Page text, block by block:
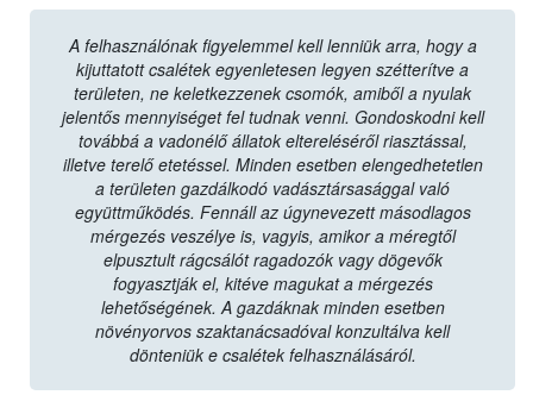
A felhasználónak figyelemmel kell lenniük arra, hogy a
kijuttatott csalétek egyenletesen legyen szétterítve a
területen, ne keletkezzenek csomók, amiből a nyulak
jelentős mennyiséget fel tudnak venni. Gondoskodni kell
továbbá a vadonélő állatok eltereléséről riasztással,
illetve terelő etetéssel. Minden esetben elengedhetetlen
a területen gazdálkodó vadásztársasággal való
együttműködés. Fennáll az úgynevezett másodlagos
mérgezés veszélye is, vagyis, amikor a méregtől
elpusztult rágcsálót ragadozók vagy dögevők
fogyasztják el, kitéve magukat a mérgezés
lehetőségének. A gazdáknak minden esetben
növényorvos szaktanácsadóval konzultálva kell
dönteniük e csalétek felhasználásáról.